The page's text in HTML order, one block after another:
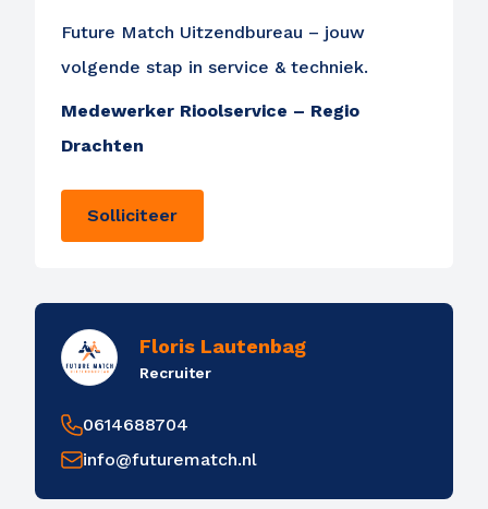
Future Match Uitzendbureau – jouw
volgende stap in service & techniek.
Medewerker Rioolservice – Regio
Drachten
Solliciteer
Floris Lautenbag
Recruiter
0614688704
info@futurematch.nl